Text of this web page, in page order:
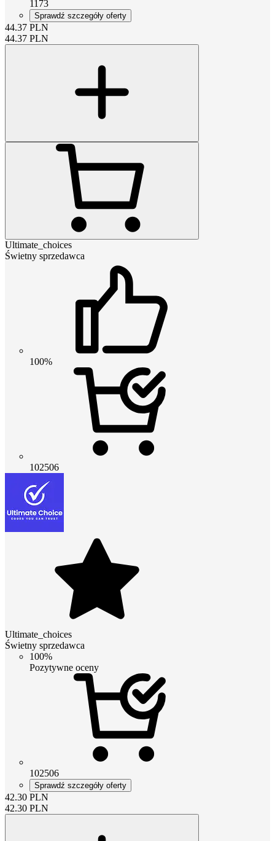
1173
Sprawdź szczegóły oferty
44.37 PLN
44.37 PLN
Ultimate_choices
Świetny sprzedawca
100%
102506
Ultimate_choices
Świetny sprzedawca
100%
Pozytywne oceny
102506
Sprawdź szczegóły oferty
42.30 PLN
42.30 PLN